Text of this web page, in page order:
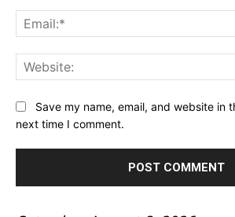
Save my name, email, and website in
next time I comment.